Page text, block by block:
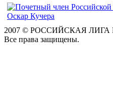
2007 © РОССИЙСКАЯ
Все права защищены.